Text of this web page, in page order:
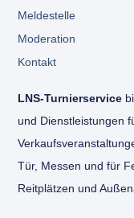
LNS-Turnierservice
und Dienstleistungen
Tür, Messen und für
Reitplätzen und
Meldestelle
Moderation
Kontakt